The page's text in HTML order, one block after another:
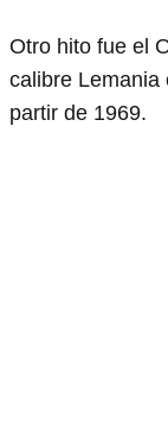
Otro hito fue el
calibre Lemania
partir de 1969.